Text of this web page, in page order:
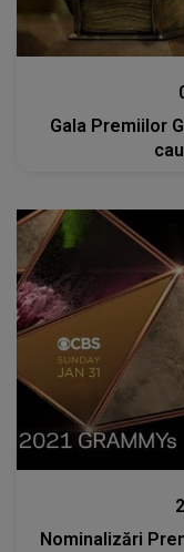
Gala Premiilor
Nominalizări